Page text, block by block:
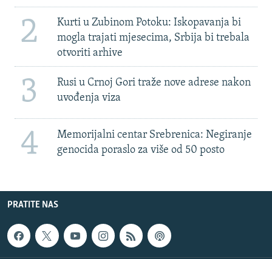
2
Kurti u Zubinom Potoku: Iskopavanja bi
mogla trajati mjesecima, Srbija bi trebala
otvoriti arhive
3
Rusi u Crnoj Gori traže nove adrese nakon
uvođenja viza
4
Memorijalni centar Srebrenica: Negiranje
genocida poraslo za više od 50 posto
PRATITE NAS